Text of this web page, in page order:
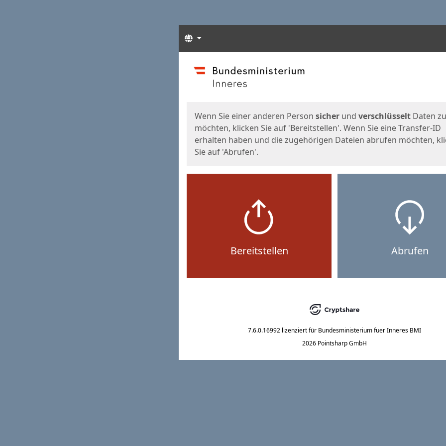
Sprachen
Start
Wenn Sie einer anderen Person sicher und verschlüsselt Daten
möchten, klicken Sie auf 'Bereitstellen'. Wenn Sie eine Transfer-ID
erhalten haben und die zugehörigen Dateien abrufen möchten,
Sie auf 'Abrufen'.
Bereitstellen Abrufen
7.6.0.16992 lizenziert für Bundesministerium fuer Inneres BMI
2026 Pointsharp GmbH